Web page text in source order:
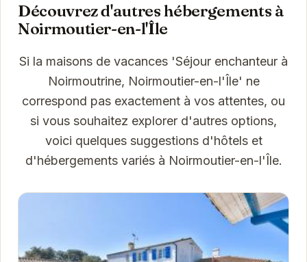
Découvrez d'autres hébergements à
Noirmoutier-en-l'Île
Si la maisons de vacances 'Séjour enchanteur à
Noirmoutrine, Noirmoutier-en-l'Île' ne
correspond pas exactement à vos attentes, ou
si vous souhaitez explorer d'autres options,
voici quelques suggestions d'hôtels et
d'hébergements variés à Noirmoutier-en-l'Île.